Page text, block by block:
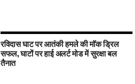
रविदास घाट पर आतंकी हमले की मॉक ड्रिल
सफल, घाटों पर हाई अलर्ट मोड में सुरक्षा बल
तैनात